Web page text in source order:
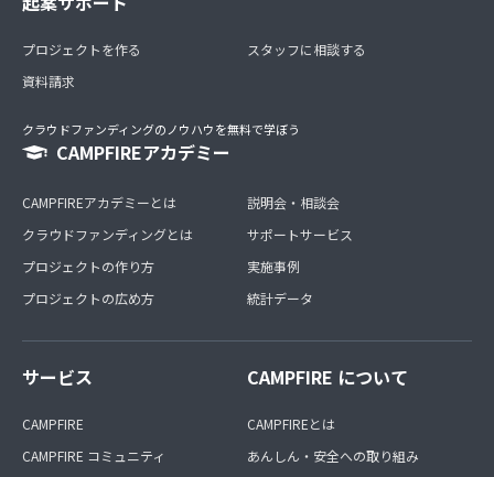
プロジェクトを作る
資料請求
スタッフに相談する
クラウドファンディングのノウハウを無料で学ぼう
CAMPFIREアカデミー
CAMPFIREアカデミーとは
クラウドファンディングとは
プロジェクトの作り方
プロジェクトの広め方
説明会・相談会
サポートサービス
実施事例
統計データ
サービス
CAMPFIRE
CAMPFIRE コミュニティ
CAMPFIRE について
CAMPFIREとは
あんしん・安全への取り組み